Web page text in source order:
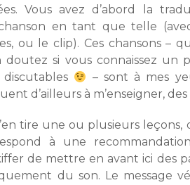
Vous avez d’abord la
en tant que telle
ou le clip). Ces chansons –
doutez si vous connaissez un
– sont à mes
d’ailleurs à m’enseigner,
tire une ou plusieurs leçons,
à une
de mettre en avant ici des
du son. Le message